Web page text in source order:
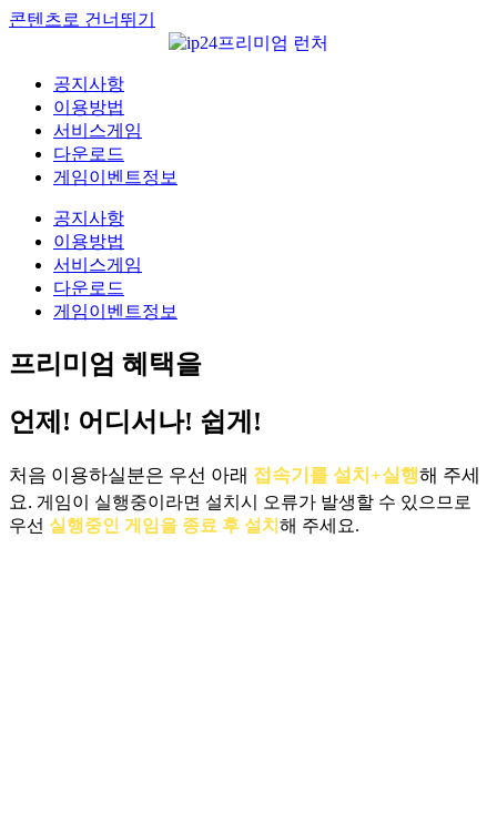
콘텐츠로 건너뛰기
공지사항
이용방법
서비스게임
다운로드
게임이벤트정보
공지사항
이용방법
서비스게임
다운로드
게임이벤트정보
프리미엄 혜택을
언제! 어디서나! 쉽게!
처음 이용하실분은 우선 아래 접속기를 설치+실행해 주세
요. 게임이 실행중이라면 설치시 오류가 발생할 수 있으므로
우선 실행중인 게임을 종료 후 설치 해 주세요.